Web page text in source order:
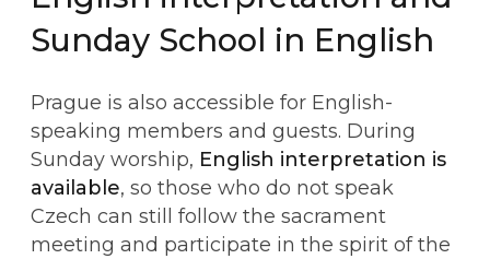
Sunday School in English
Prague is also accessible for English-
speaking members and guests. During
Sunday worship, English interpretation is
available, so those who do not speak
Czech can still follow the sacrament
meeting and participate in the spirit of the